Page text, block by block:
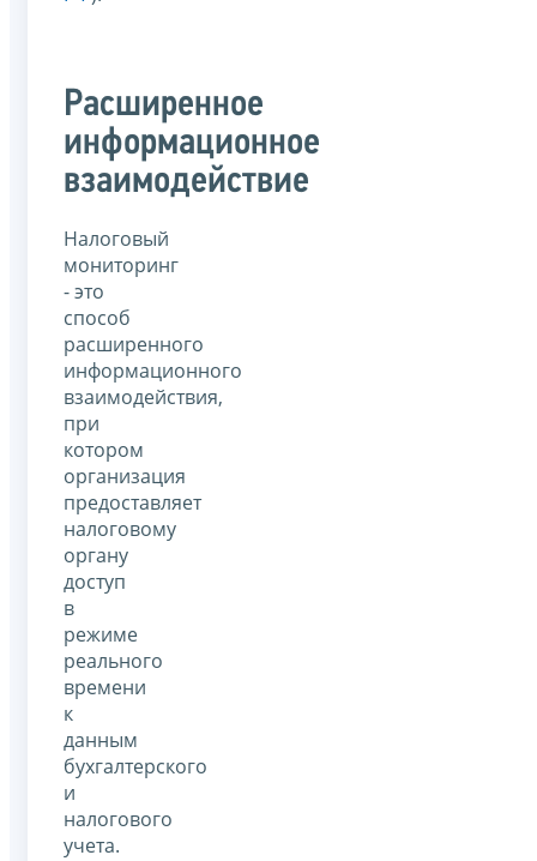
Расширенное
информационное
взаимодействие
Налоговый
мониторинг
- это
способ
расширенного
информационного
взаимодействия,
при
котором
организация
предоставляет
налоговому
органу
доступ
в
режиме
реального
времени
к
данным
бухгалтерского
и
налогового
учета.